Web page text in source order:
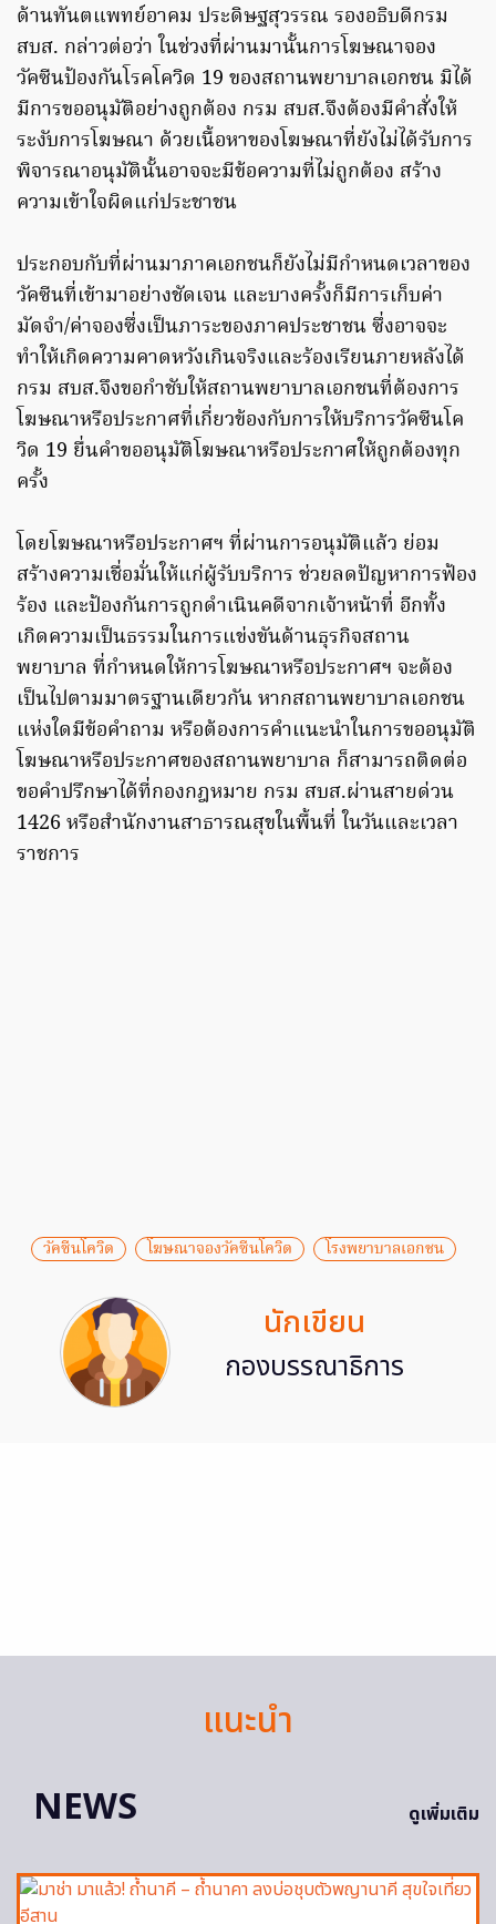
ด้านทันตแพทย์อาคม ประดิษฐสุวรรณ รองอธิบดีกรม
สบส. กล่าวต่อว่า ในช่วงที่ผ่านมานั้นการโฆษณาจอง
วัคซีนป้องกันโรคโควิด 19 ของสถานพยาบาลเอกชน มิได้
มีการขออนุมัติอย่างถูกต้อง กรม สบส.จึงต้องมีคำสั่งให้
ระงับการโฆษณา ด้วยเนื้อหาของโฆษณาที่ยังไม่ได้รับการ
พิจารณาอนุมัตินั้นอาจจะมีข้อความที่ไม่ถูกต้อง สร้าง
ความเข้าใจผิดแก่ประชาชน
ประกอบกับที่ผ่านมาภาคเอกชนก็ยังไม่มีกำหนดเวลาของ
วัคซีนที่เข้ามาอย่างชัดเจน และบางครั้งก็มีการเก็บค่า
มัดจำ/ค่าจองซึ่งเป็นภาระของภาคประชาชน ซึ่งอาจจะ
ทำให้เกิดความคาดหวังเกินจริงและร้องเรียนภายหลังได้
กรม สบส.จึงขอกำชับให้สถานพยาบาลเอกชนที่ต้องการ
โฆษณาหรือประกาศที่เกี่ยวข้องกับการให้บริการวัคซีนโค
วิด 19 ยื่นคำขออนุมัติโฆษณาหรือประกาศให้ถูกต้องทุก
ครั้ง
โดยโฆษณาหรือประกาศฯ ที่ผ่านการอนุมัติแล้ว ย่อม
สร้างความเชื่อมั่นให้แก่ผู้รับบริการ ช่วยลดปัญหาการฟ้อง
ร้อง และป้องกันการถูกดำเนินคดีจากเจ้าหน้าที่ อีกทั้ง
เกิดความเป็นธรรมในการแข่งขันด้านธุรกิจสถาน
พยาบาล ที่กำหนดให้การโฆษณาหรือประกาศฯ จะต้อง
เป็นไปตามมาตรฐานเดียวกัน หากสถานพยาบาลเอกชน
แห่งใดมีข้อคำถาม หรือต้องการคำแนะนำในการขออนุมัติ
โฆษณาหรือประกาศของสถานพยาบาล ก็สามารถติดต่อ
ขอคำปรึกษาได้ที่กองกฎหมาย กรม สบส.ผ่านสายด่วน
1426 หรือสำนักงานสาธารณสุขในพื้นที่ ในวันและเวลา
ราชการ
วัคซีนโควิด โฆษณาจองวัคซีนโควิด โรงพยาบาลเอกชน
นักเขียน
กองบรรณาธิการ
แนะนำ
NEWS
ดูเพิ่มเติม